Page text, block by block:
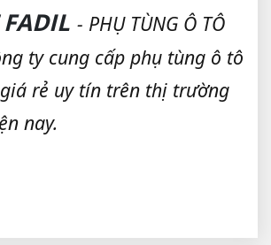
- PHỤ TÙNG Ô TÔ
ty cung cấp phụ tùng ô tô
rẻ uy tín trên thị trường
nay.